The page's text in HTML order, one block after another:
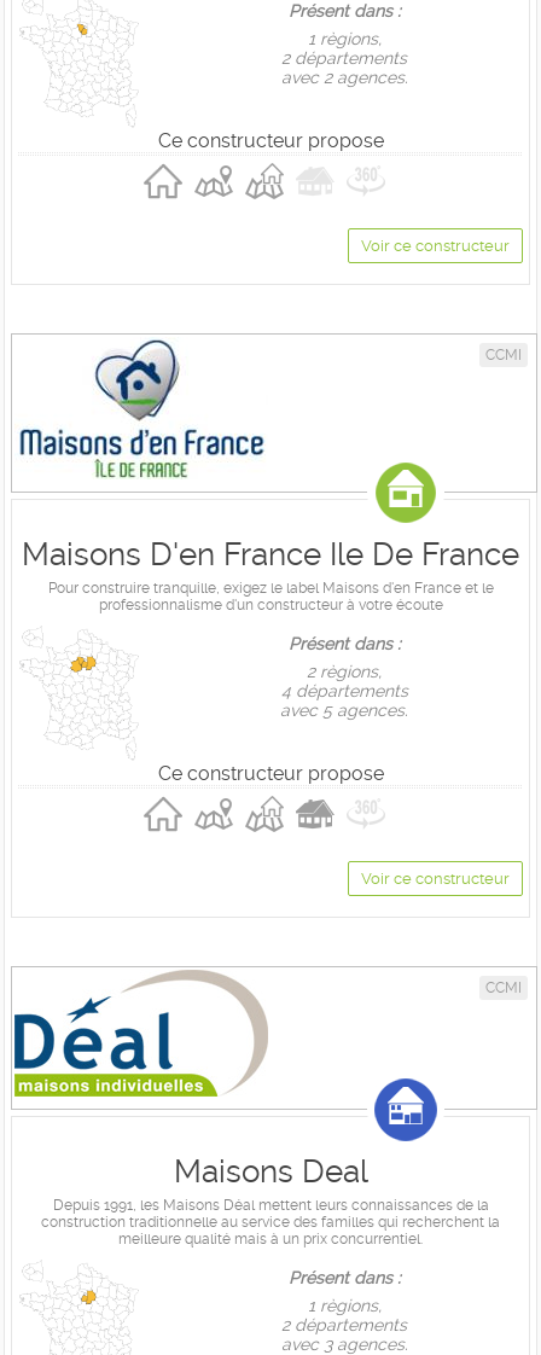
Présent dans :
1 règions,
2 départements
avec 2 agences.
Ce constructeur propose
Voir ce constructeur
CCMI
Maisons D'en France Ile De France
Pour construire tranquille, exigez le label Maisons d'en France et le
professionnalisme d'un constructeur à votre écoute
Présent dans :
2 règions,
4 départements
avec 5 agences.
Ce constructeur propose
Voir ce constructeur
CCMI
Maisons Deal
Depuis 1991, les Maisons Déal mettent leurs connaissances de la
construction traditionnelle au service des familles qui recherchent la
meilleure qualité mais à un prix concurrentiel.
Présent dans :
1 règions,
2 départements
avec 3 agences.